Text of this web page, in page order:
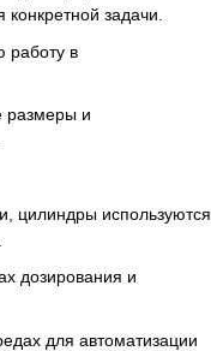
задачи.
работу в
размеры и
цилиндры используются
дозирования и
для автоматизации